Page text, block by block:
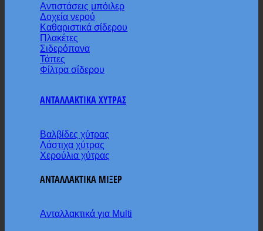
Αντιστάσεις μπόιλερ
Δοχεία νερού
Καθαριστικά σίδερου
Πλακέτες
Σιδερόπανα
Τάπες
Φίλτρα σίδερου
ΑΝΤΑΛΛΑΚΤΙΚΑ ΧΥΤΡΑΣ
Βαλβίδες χύτρας
Λάστιχα χύτρας
Χερούλια χύτρας
ΑΝΤΑΛΛΑΚΤΙΚΑ ΜΙΞΕΡ
Ανταλλακτικά για Multi